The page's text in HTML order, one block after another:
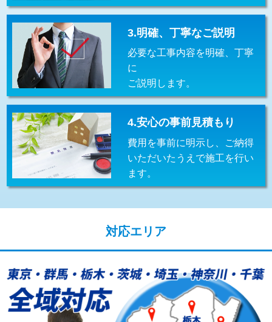
（P/S/ポップアップ））
交換・取付（その他部品） 11,000円+材料費
持込商品取付（単水栓） 13,200円
持込商品取付（混合水栓） 16,500円
持込商品取付（浄水器・分岐水栓） 16,500円
給水管工事※（ホール加工) 16,500円
給水管工事※（バンド止め) 3,300円
給水管工事※（支持金具設置)
業)
給水管工事※（塩ビ管（VP・HI）使
用/3ｍまで)
33,000円
給水管工事※（塩ビ管（VP・HI）使
+8,800円
3.明確、丁寧なご説明
必要な工事内容を明確、丁寧
に
ご説明します。
4.安心の事前見積もり
費用を事前に明示し、ご納得
いただいたうえで施工を行い
ます。
対応エリア